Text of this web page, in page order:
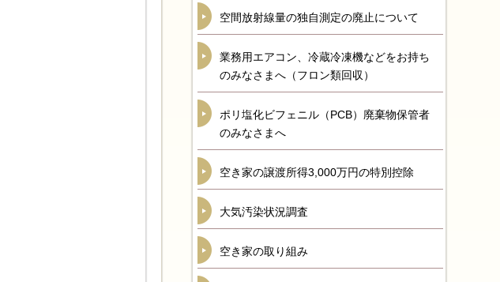
空間放射線量の独自測定の廃止について
業務用エアコン、冷蔵冷凍機などをお持ち
のみなさまへ（フロン類回収）
ポリ塩化ビフェニル（PCB）廃棄物保管者
のみなさまへ
空き家の譲渡所得3,000万円の特別控除
大気汚染状況調査
空き家の取り組み